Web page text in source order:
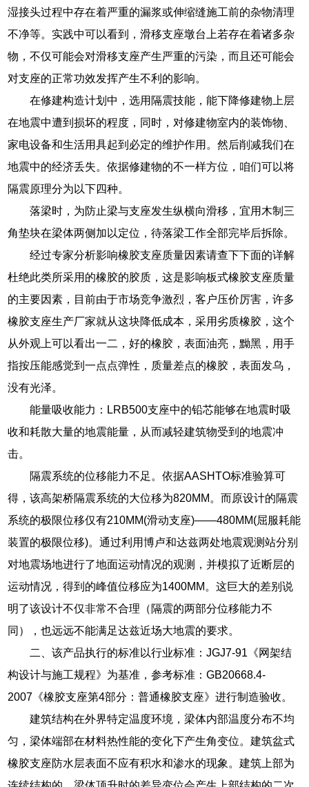
湿接头过程中存在着严重的漏浆或伸缩缝施工前的杂物清理
不净等。实践中可以看到，滑移支座墩台上若存在着诸多杂
物，不仅可能会对滑移支座产生严重的污染，而且还可能会
对支座的正常功效发挥产生不利的影响。
在修建构造计划中，选用隔震技能，能下降修建物上层
在地震中遭到损坏的程度，同时，对修建物室内的装饰物、
家电设备和生活用具起到必定的维护作用。然后削减我们在
地震中的经济丢失。依据修建物的不一样方位，咱们可以将
隔震原理分为以下四种。
落梁时，为防止梁与支座发生纵横向滑移，宜用木制三
角垫块在梁体两侧加以定位，待落梁工作全部完毕后拆除。
经过专家分析影响橡胶支座质量因素请查下下面的详解
杜绝此类所采用的橡胶的胶质，这是影响板式橡胶支座质量
的主要因素，目前由于市场竞争激烈，客户压价厉害，许多
橡胶支座生产厂家就从这块降低成本，采用劣质橡胶，这个
从外观上可以看出一二，好的橡胶，表面油亮，黝黑，用手
指按压能感觉到一点点弹性，质量差点的橡胶，表面发乌，
没有光泽。
能量吸收能力：LRB500支座中的铅芯能够在地震时吸
收和耗散大量的地震能量，从而减轻建筑物受到的地震冲
击。
隔震系统的位移能力不足。依据AASHTO标准验算可
得，该高架桥隔震系统的大位移为820MM。而原设计的隔震
系统的极限位移仅有210MM(滑动支座)——480MM(屈服耗能
装置的极限位移)。通过利用博卢和达兹两处地震观测站分别
对地震场地进行了地面运动情况的观测，并模拟了近断层的
运动情况，得到的峰值位移应为1400MM。这巨大的差别说
明了该设计不仅非常不合理（隔震的两部分位移能力不
同），也远远不能满足达兹近场大地震的要求。
二、该产品执行的标准以行业标准：JGJ7-91《网架结
构设计与施工规程》为基准，参考标准：GB20668.4-
2007《橡胶支座第4部分：普通橡胶支座》进行制造验收。
建筑结构在外界特定温度环境，梁体内部温度分布不均
匀，梁体端部在材料热性能的变化下产生角变位。建筑盆式
橡胶支座防水层表面不应有积水和渗水的现象。建筑上部为